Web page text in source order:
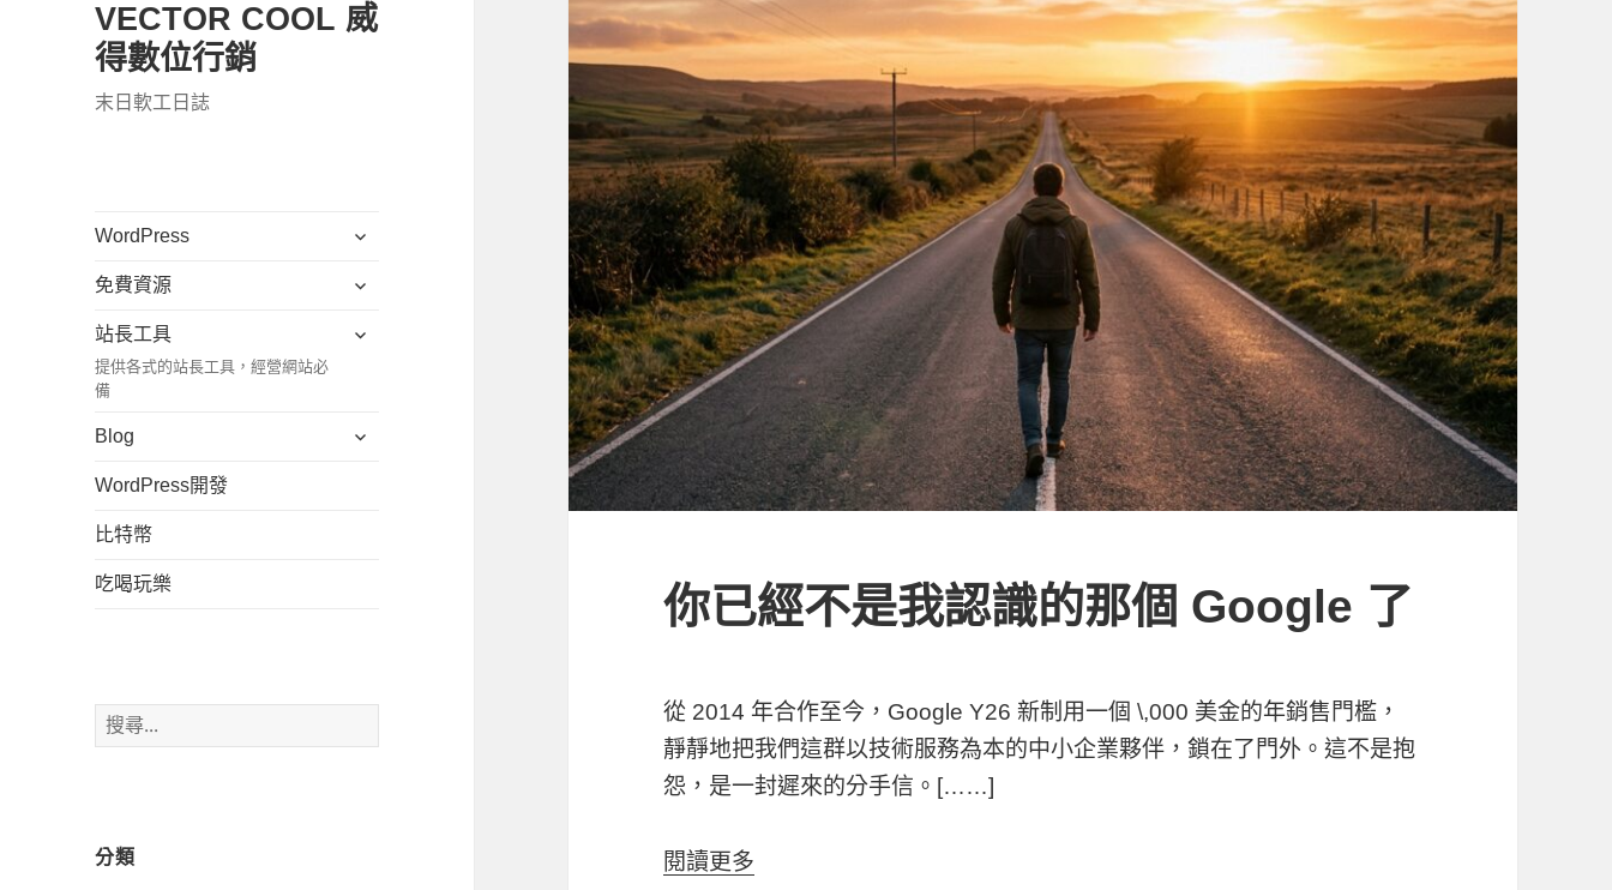
VECTOR COOL 威
得數位行銷
末日軟工日誌
WordPress
展
子
免費資源
展
子
站長工具
提供各式的站長工具，經營網站必
備
展
單
Blog
展
WordPress開發
比特幣
吃喝玩樂
搜
尋
分類
你已經不是我認識的那個 Google 了
從 2014 年合作至今，Google Y26 新制用一個 \,000 美金的年銷售門檻，
靜靜地把我們這群以技術服務為本的中小企業夥伴，鎖在了門外。這不是抱
怨，是一封遲來的分手信。[……]
閱讀更多